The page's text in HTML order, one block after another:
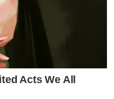
Acts We All